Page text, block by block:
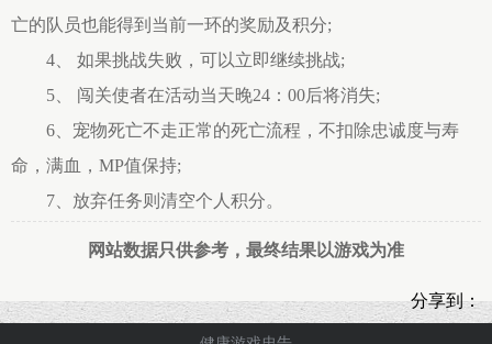
亡的队员也能得到当前一环的奖励及积分;
4、 如果挑战失败，可以立即继续挑战;
5、 闯关使者在活动当天晚24：00后将消失;
6、宠物死亡不走正常的死亡流程，不扣除忠诚度与寿
命，满血，MP值保持;
7、放弃任务则清空个人积分。
网站数据只供参考，最终结果以游戏为准
分享到：